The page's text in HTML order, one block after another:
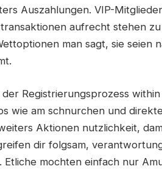
Auszahlungen. VIP-
aufrecht stehen
man sagt, sie seien
Registrierungsprozess
wie am schnurchen und
Aktionen nutzlichkeit,
dir folgsam,
Etliche mochten einfach nur